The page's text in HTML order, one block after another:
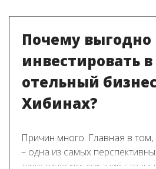
Почему выгодно
инвестировать в
отельный
Хибинах?
Причин много. Главная в
– одна из самых
туристических локаций